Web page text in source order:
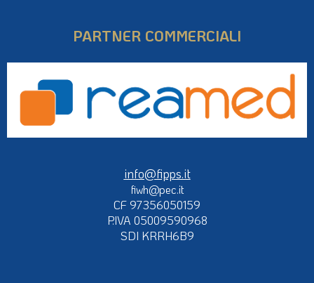
PARTNER COMMERCIALI
info@fipps.it
fiwh@pec.it
CF 97356050159
P.IVA 05009590968
SDI KRRH6B9